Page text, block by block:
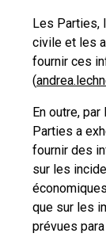
Les Parties,
civile et les
fournir ces
(
En outre,
Parties a
fournir des
sur les
que sur les
prévues